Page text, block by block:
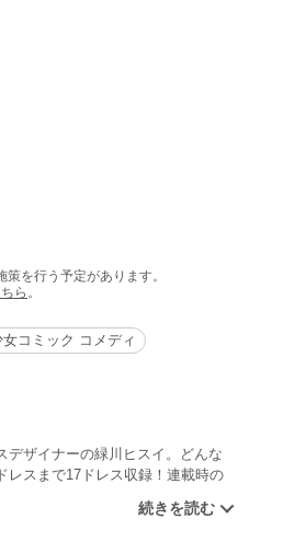
を行う予定があります。
ら 。
女コミック コメディ
デザイナーの緑川ヒスイ。どんな
レスまで17ドレス収録！連載時の